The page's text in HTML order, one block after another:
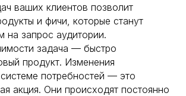
ваших клиентов позволит
и фичи, которые станут
на запрос аудитории.
задача — быстро
продукт. Изменения
потребностей — это
акция. Они происходят постоянно